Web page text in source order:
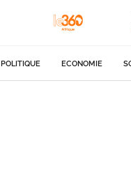
POLITIQUE ECONOMIE